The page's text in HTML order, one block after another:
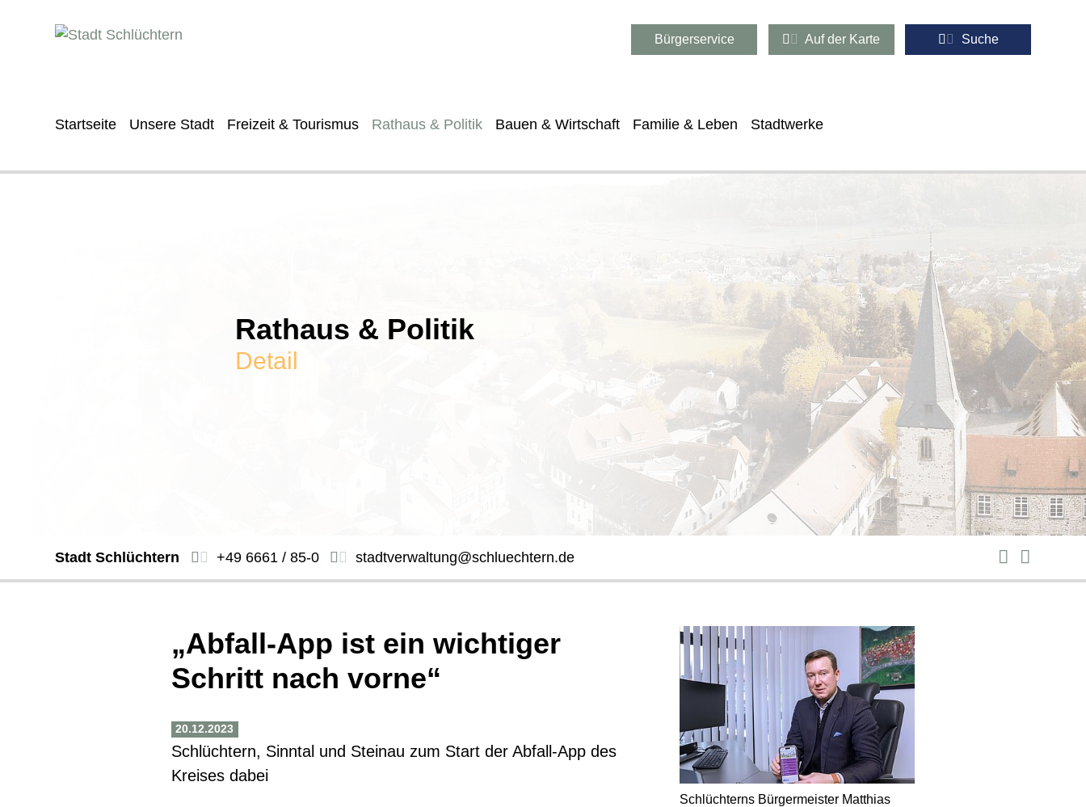
Bürgerservice Auf der Karte Suche
Startseite Unsere Stadt Freizeit & Tourismus Rathaus & Politik Bauen & Wirtschaft Familie & Leben Stadtwerke
Rathaus & Politik
Detail
Stadt Schlüchtern +49 6661 / 85-0 stadtverwaltung@schluechtern.de
„Abfall-App ist ein wichtiger
Schritt nach vorne“
20.12.2023
Schlüchtern, Sinntal und Steinau zum Start der Abfall-App des
Kreises dabei
Schlüchterns Bürgermeister Matthias